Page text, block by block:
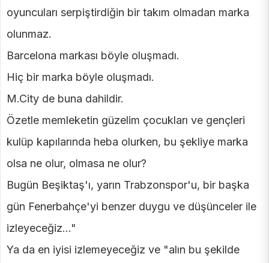
oyuncuları serpiştirdiğin bir takım olmadan marka
olunmaz.
Barcelona markası böyle oluşmadı.
Hiç bir marka böyle oluşmadı.
M.City de buna dahildir.
Özetle memleketin güzelim çocukları ve gençleri
kulüp kapılarında heba olurken, bu şekliye marka
olsa ne olur, olmasa ne olur?
Bugün Beşiktaş'ı, yarın Trabzonspor'u, bir başka
gün Fenerbahçe'yi benzer duygu ve düşünceler ile
izleyeceğiz..."
Ya da en iyisi izlemeyeceğiz ve "alın bu şekilde